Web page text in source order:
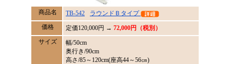
商品名 TB-542
ラウンドＢタイプ
価格
定価120,000円 → 72,000円（税別）
サイズ
幅/50cm
奥行き/90cm
高さ/85～120cm(座高44～56㎝)